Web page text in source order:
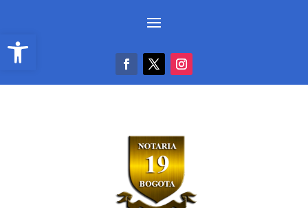
Abrir barra de herramientas